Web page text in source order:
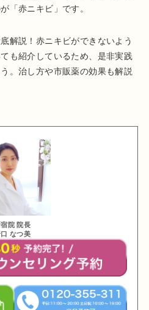
「赤ニキビ」です。
解説！赤ニキビができないよう
も紹介しているため、是非実践
。治し方や市販薬の効果も解説
院 院長
なつ美